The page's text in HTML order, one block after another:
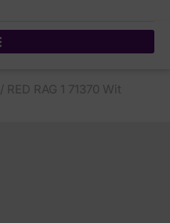
/ RED RAG 1 71370 Wit